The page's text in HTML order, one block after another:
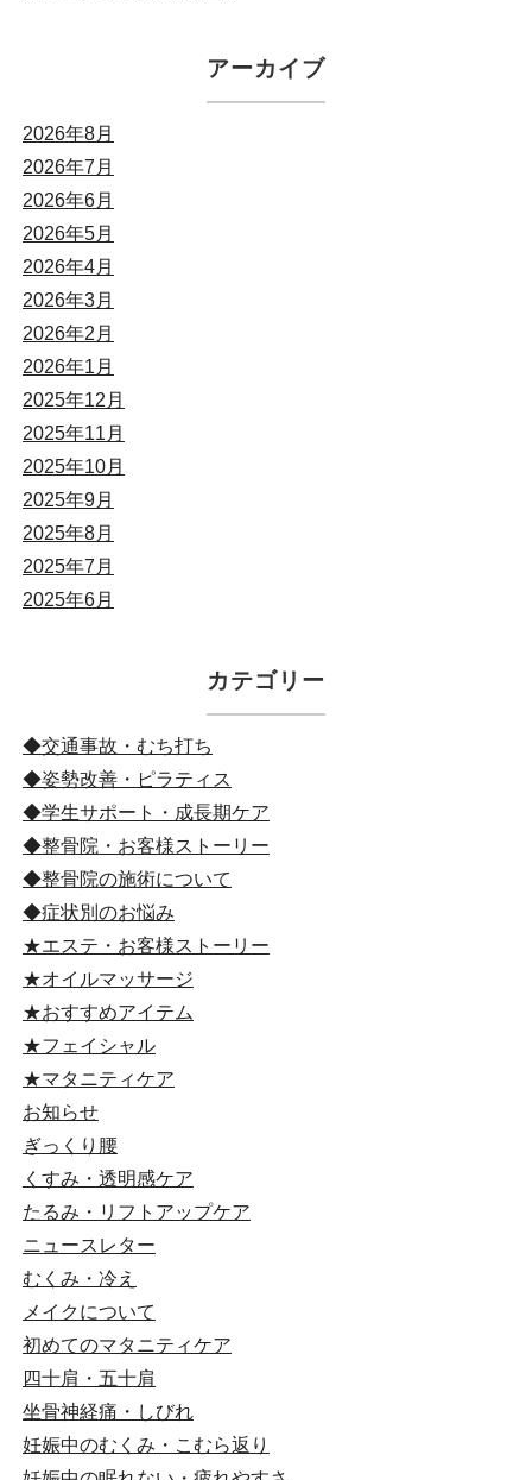
アーカイブ
2026年8月
2026年7月
2026年6月
2026年5月
2026年4月
2026年3月
2026年2月
2026年1月
2025年12月
2025年11月
2025年10月
2025年9月
2025年8月
2025年7月
2025年6月
カテゴリー
◆交通事故・むち打ち
◆姿勢改善・ピラティス
◆学生サポート・成長期ケア
◆整骨院・お客様ストーリー
◆整骨院の施術について
◆症状別のお悩み
★エステ・お客様ストーリー
★オイルマッサージ
★おすすめアイテム
★フェイシャル
★マタニティケア
お知らせ
ぎっくり腰
くすみ・透明感ケア
たるみ・リフトアップケア
ニュースレター
むくみ・冷え
メイクについて
初めてのマタニティケア
四十肩・五十肩
坐骨神経痛・しびれ
妊娠中のむくみ・こむら返り